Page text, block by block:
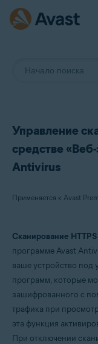
Управление
средстве
Antivirus
Продукты:
Avast Free Antivirus
Операционные
Windows
Сканирование HTTPS
программе Avast
ваше устройство под
программ, которые
зашифрованного с
трафика при
эта функция
При отключении